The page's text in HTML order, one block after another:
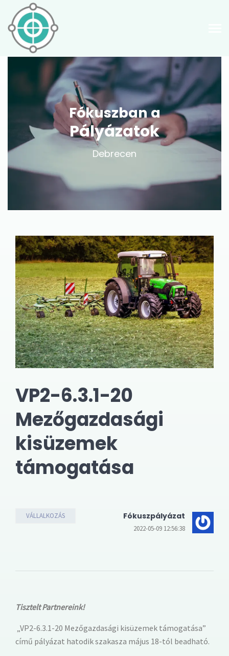
Fókuszban a
Pályázatok
Debrecen
VP2-6.3.1-20
Mezőgazdasági
kisüzemek
támogatása
VÁLLALKOZÁS Fókuszpályázat
2022-05-09 12:56:38
Tisztelt Partnereink!
„VP2-6.3.1-20 Mezőgazdasági kisüzemek támogatása”
című pályázat hatodik szakasza május 18-tól beadható.